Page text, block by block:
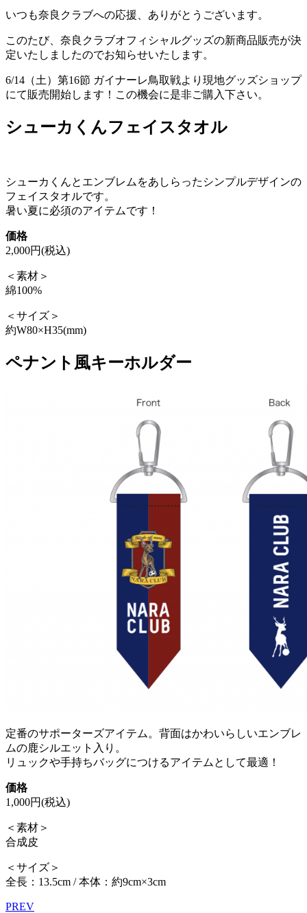
いつも奈良クラブへの応援、ありがとうございます。
このたび、奈良クラブオフィシャルグッズの新商品販売が決
定いたしましたのでお知らせいたします。
6/14（土）第16節 ガイナーレ鳥取戦より現地グッズショップ
にて販売開始します！この機会に是非ご購入下さい。
シューカくんフェイスタオル
シューカくんとエンブレムをあしらったシンプルデザインの
フェイスタオルです。
暑い夏に必須のアイテムです！
価格
2,000円(税込)
＜素材＞
綿100%
＜サイズ＞
約W80×H35(mm)
ペナント風キーホルダー
定番のサポーターズアイテム。背面はかわいらしいエンブレ
ムの鹿シルエット入り。
リュックや手持ちバッグにつけるアイテムとして最適！
価格
1,000円(税込)
＜素材＞
合成皮
＜サイズ＞
全長：13.5cm / 本体：約9cm×3cm
PREV